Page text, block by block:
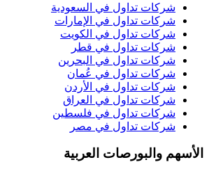
شركات تداول في السعودية
شركات تداول في الإمارات
شركات تداول في الكويت
شركات تداول في قطر
شركات تداول في البحرين
شركات تداول في عُمان
شركات تداول في الأردن
شركات تداول في العراق
شركات تداول في فلسطين
شركات تداول في مصر
الأسهم والبورصات العربية